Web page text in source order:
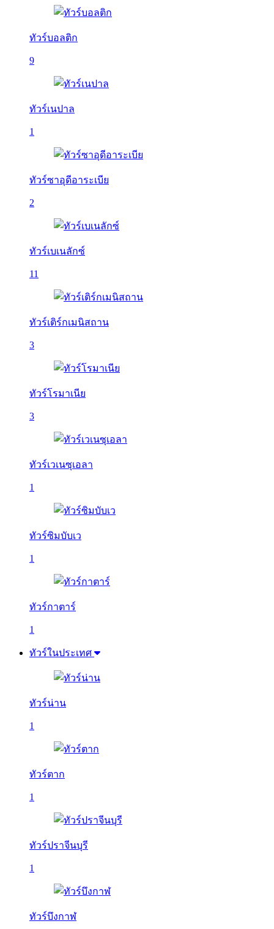
ทัวร์บอลติก
9
ทัวร์เนปาล
1
ทัวร์ซาอุดีอาระเบีย
2
ทัวร์เบเนลักซ์
11
ทัวร์เติร์กเมนิสถาน
3
ทัวร์โรมาเนีย
3
ทัวร์เวเนซุเอลา
1
ทัวร์ซิมบับเว
1
ทัวร์กาตาร์
1
ทัวร์ในประเทศ
ทัวร์น่าน
1
ทัวร์ตาก
1
ทัวร์ปราจีนบุรี
1
ทัวร์บึงกาฬ